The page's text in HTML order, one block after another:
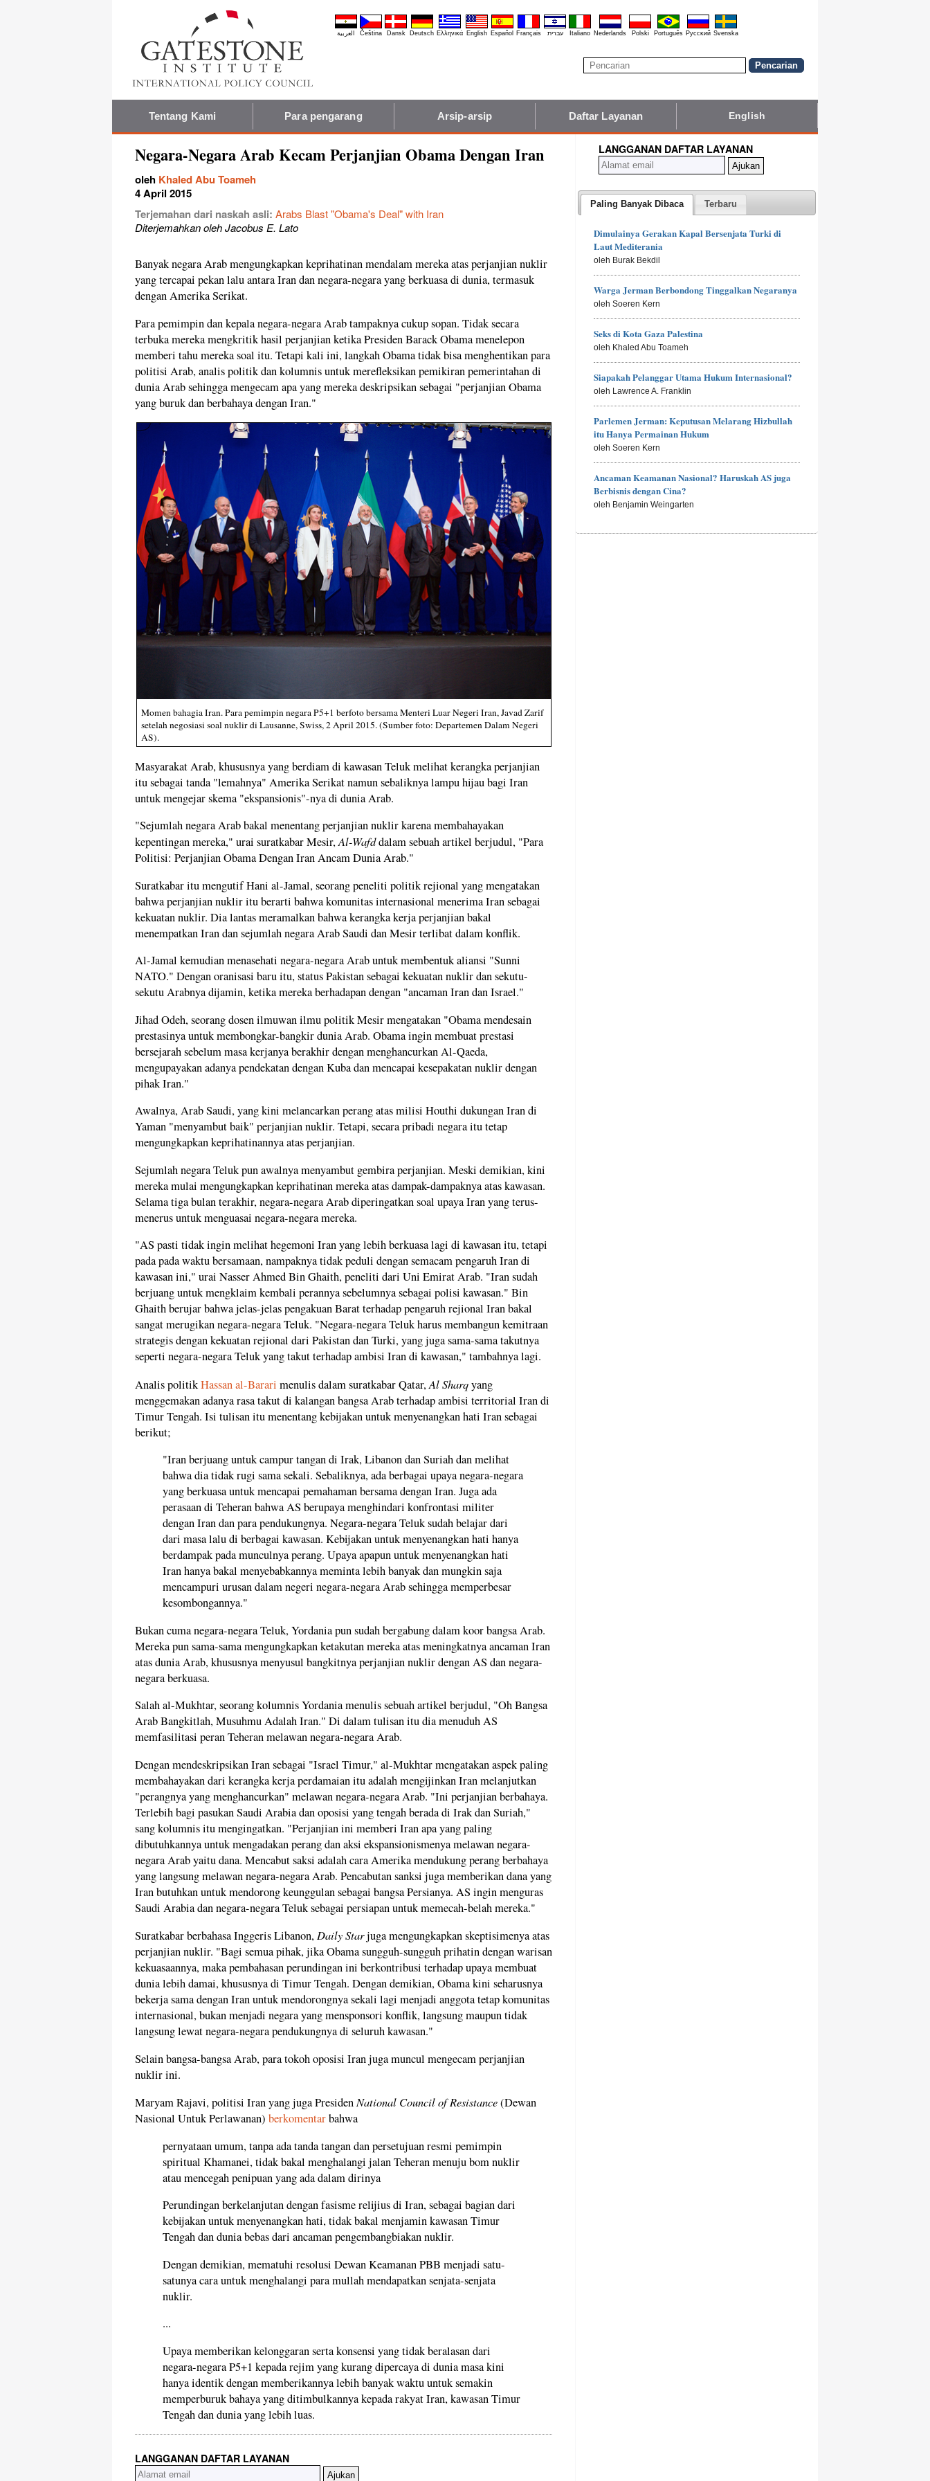
العربية Čeština Dansk Deutsch Ελληνικά English Español Français עברית Italiano Nederlands Polski Português Pyccĸий Svenska
Tentang Kami Para pengarang Arsip-arsip Daftar Layanan English
Negara-Negara Arab Kecam Perjanjian Obama Dengan Iran
oleh Khaled Abu Toameh
4 April 2015
Terjemahan dari naskah asli: Arabs Blast "Obama's Deal" with Iran
Diterjemahkan oleh Jacobus E. Lato
Banyak negara Arab mengungkapkan keprihatinan mendalam mereka atas perjanjian nuklir
yang tercapai pekan lalu antara Iran dan negara-negara yang berkuasa di dunia, termasuk
dengan Amerika Serikat.
Para pemimpin dan kepala negara-negara Arab tampaknya cukup sopan. Tidak secara
terbuka mereka mengkritik hasil perjanjian ketika Presiden Barack Obama menelepon
memberi tahu mereka soal itu. Tetapi kali ini, langkah Obama tidak bisa menghentikan para
politisi Arab, analis politik dan kolumnis untuk merefleksikan pemikiran pemerintahan di
dunia Arab sehingga mengecam apa yang mereka deskripsikan sebagai "perjanjian Obama
yang buruk dan berbahaya dengan Iran."
Momen bahagia Iran. Para pemimpin negara P5+1 berfoto bersama Menteri Luar Negeri Iran, Javad Zarif
setelah negosiasi soal nuklir di Lausanne, Swiss, 2 April 2015. (Sumber foto: Departemen Dalam Negeri
AS).
Masyarakat Arab, khususnya yang berdiam di kawasan Teluk melihat kerangka perjanjian
itu sebagai tanda "lemahnya" Amerika Serikat namun sebaliknya lampu hijau bagi Iran
untuk mengejar skema "ekspansionis"-nya di dunia Arab.
"Sejumlah negara Arab bakal menentang perjanjian nuklir karena membahayakan
kepentingan mereka," urai suratkabar Mesir,Al-Wafddalam sebuah artikel berjudul, "Para
Politisi: Perjanjian Obama Dengan Iran Ancam Dunia Arab."
Suratkabar itu mengutif Hani al-Jamal, seorang peneliti politik rejional yang mengatakan
bahwa perjanjian nuklir itu berarti bahwa komunitas internasional menerima Iran sebagai
kekuatan nuklir. Dia lantas meramalkan bahwa kerangka kerja perjanjian bakal
menempatkan Iran dan sejumlah negara Arab Saudi dan Mesir terlibat dalam konflik.
Al-Jamal kemudian menasehati negara-negara Arab untuk membentuk aliansi "Sunni
NATO." Dengan oranisasi baru itu, status Pakistan sebagai kekuatan nuklir dan sekutu-
sekutu Arabnya dijamin, ketika mereka berhadapan dengan "ancaman Iran dan Israel."
Jihad Odeh, seorang dosen ilmuwan ilmu politik Mesir mengatakan "Obama mendesain
prestasinya untuk membongkar-bangkir dunia Arab. Obama ingin membuat prestasi
bersejarah sebelum masa kerjanya berakhir dengan menghancurkan Al-Qaeda,
mengupayakan adanya pendekatan dengan Kuba dan mencapai kesepakatan nuklir dengan
pihak Iran."
Awalnya, Arab Saudi, yang kini melancarkan perang atas milisi Houthi dukungan Iran di
Yaman "menyambut baik" perjanjian nuklir. Tetapi, secara pribadi negara itu tetap
mengungkapkan keprihatinannya atas perjanjian.
Sejumlah negara Teluk pun awalnya menyambut gembira perjanjian. Meski demikian, kini
mereka mulai mengungkapkan keprihatinan mereka atas dampak-dampaknya atas kawasan.
Selama tiga bulan terakhir, negara-negara Arab diperingatkan soal upaya Iran yang terus-
menerus untuk menguasai negara-negara mereka.
"AS pasti tidak ingin melihat hegemoni Iran yang lebih berkuasa lagi di kawasan itu, tetapi
pada pada waktu bersamaan, nampaknya tidak peduli dengan semacam pengaruh Iran di
kawasan ini," urai Nasser Ahmed Bin Ghaith, peneliti dari Uni Emirat Arab. "Iran sudah
berjuang untuk mengklaim kembali perannya sebelumnya sebagai polisi kawasan." Bin
Ghaith berujar bahwa jelas-jelas pengakuan Barat terhadap pengaruh rejional Iran bakal
sangat merugikan negara-negara Teluk. "Negara-negara Teluk harus membangun kemitraan
strategis dengan kekuatan rejional dari Pakistan dan Turki, yang juga sama-sama takutnya
seperti negara-negara Teluk yang takut terhadap ambisi Iran di kawasan," tambahnya lagi.
Analis politikHassan al-Barari menulis dalam suratkabar Qatar,Al Sharqyang
menggemakan adanya rasa takut di kalangan bangsa Arab terhadap ambisi territorial Iran di
Timur Tengah. Isi tulisan itu menentang kebijakan untuk menyenangkan hati Iran sebagai
berikut;
"Iran berjuang untuk campur tangan di Irak, Libanon dan Suriah dan melihat
bahwa dia tidak rugi sama sekali. Sebaliknya, ada berbagai upaya negara-negara
yang berkuasa untuk mencapai pemahaman bersama dengan Iran. Juga ada
perasaan di Teheran bahwa AS berupaya menghindari konfrontasi militer
dengan Iran dan para pendukungnya. Negara-negara Teluk sudah belajar dari
dari masa lalu di berbagai kawasan. Kebijakan untuk menyenangkan hati hanya
berdampak pada munculnya perang. Upaya apapun untuk menyenangkan hati
Iran hanya bakal menyebabkannya meminta lebih banyak dan mungkin saja
mencampuri urusan dalam negeri negara-negara Arab sehingga memperbesar
kesombongannya."
Bukan cuma negara-negara Teluk, Yordania pun sudah bergabung dalam koor bangsa Arab.
Mereka pun sama-sama mengungkapkan ketakutan mereka atas meningkatnya ancaman Iran
atas dunia Arab, khususnya menyusul bangkitnya perjanjian nuklir dengan AS dan negara-
negara berkuasa.
Salah al-Mukhtar, seorang kolumnis Yordania menulis sebuah artikel berjudul, "Oh Bangsa
Arab Bangkitlah, Musuhmu Adalah Iran." Di dalam tulisan itu dia menuduh AS
memfasilitasi peran Teheran melawan negara-negara Arab.
Dengan mendeskripsikan Iran sebagai "Israel Timur," al-Mukhtar mengatakan aspek paling
membahayakan dari kerangka kerja perdamaian itu adalah mengijinkan Iran melanjutkan
"perangnya yang menghancurkan" melawan negara-negara Arab. "Ini perjanjian berbahaya.
Terlebih bagi pasukan Saudi Arabia dan oposisi yang tengah berada di Irak dan Suriah,"
sang kolumnis itu mengingatkan. "Perjanjian ini memberi Iran apa yang paling
dibutuhkannya untuk mengadakan perang dan aksi ekspansionismenya melawan negara-
negara Arab yaitu dana. Mencabut saksi adalah cara Amerika mendukung perang berbahaya
yang langsung melawan negara-negara Arab. Pencabutan sanksi juga memberikan dana yang
Iran butuhkan untuk mendorong keunggulan sebagai bangsa Persianya. AS ingin menguras
Saudi Arabia dan negara-negara Teluk sebagai persiapan untuk memecah-belah mereka."
Suratkabar berbahasa Inggeris Libanon, Daily Starjuga mengungkapkan skeptisimenya atas
perjanjian nuklir. "Bagi semua pihak, jika Obama sungguh-sungguh prihatin dengan warisan
kekuasaannya, maka pembahasan perundingan ini berkontribusi terhadap upaya membuat
dunia lebih damai, khususnya di Timur Tengah. Dengan demikian, Obama kini seharusnya
bekerja sama dengan Iran untuk mendorongnya sekali lagi menjadi anggota tetap komunitas
internasional, bukan menjadi negara yang mensponsori konflik, langsung maupun tidak
langsung lewat negara-negara pendukungnya di seluruh kawasan."
Selain bangsa-bangsa Arab, para tokoh oposisi Iran juga muncul mengecam perjanjian
nuklir ini.
Maryam Rajavi, politisi Iran yang juga PresidenNational Council of Resistance(Dewan
Nasional Untuk Perlawanan) berkomentarbahwa
pernyataan umum, tanpa ada tanda tangan dan persetujuan resmi pemimpin
spiritual Khamanei, tidak bakal menghalangi jalan Teheran menuju bom nuklir
atau mencegah penipuan yang ada dalam dirinya
Perundingan berkelanjutan dengan fasisme relijius di Iran, sebagai bagian dari
kebijakan untuk menyenangkan hati, tidak bakal menjamin kawasan Timur
Tengah dan dunia bebas dari ancaman pengembangbiakan nuklir.
Dengan demikian, mematuhi resolusi Dewan Keamanan PBB menjadi satu-
satunya cara untuk menghalangi para mullah mendapatkan senjata-senjata
nuklir.
...
Upaya memberikan kelonggaran serta konsensi yang tidak beralasan dari
negara-negara P5+1 kepada rejim yang kurang dipercaya di dunia masa kini
hanya identik dengan memberikannya lebih banyak waktu untuk semakin
memperburuk bahaya yang ditimbulkannya kepada rakyat Iran, kawasan Timur
Tengah dan dunia yang lebih luas.
LANGGANAN DAFTAR LAYANAN
LANGGANAN DAFTAR LAYANAN
Paling Banyak Dibaca Terbaru
Dimulainya Gerakan Kapal Bersenjata Turki di
Laut Mediterania
oleh Burak Bekdil
Warga Jerman Berbondong Tinggalkan Negaranya
oleh Soeren Kern
Seks di Kota Gaza Palestina
oleh Khaled Abu Toameh
Siapakah Pelanggar Utama Hukum Internasional?
oleh Lawrence A. Franklin
Parlemen Jerman: Keputusan Melarang Hizbullah
itu Hanya Permainan Hukum
oleh Soeren Kern
Ancaman Keamanan Nasional? Haruskah AS juga
Berbisnis dengan Cina?
oleh Benjamin Weingarten